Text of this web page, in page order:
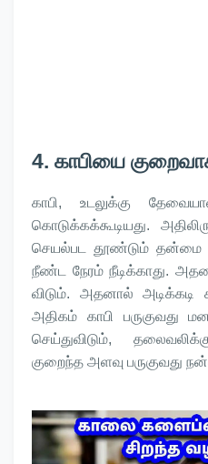
4. காபியை
காபி, உடலுக்கு
கொடுக்கக்கூடியது.
செயல்பட தூண்டும் தன்மை
நீண்ட நேரம் நீடிக்காது.
விடும். அதனால் அடிக்கடி
அதிகம் காபி பருகுவது
செய்துவிடும்,
குறைந்த அளவு பருகுவது